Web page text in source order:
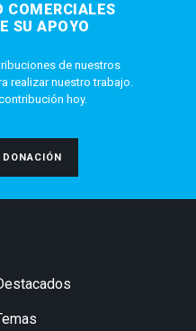
COMERCIALES
SU APOYO
de nuestros
realizar nuestro trabajo.
hoy.